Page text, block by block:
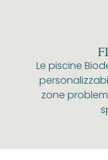
Le piscine
zone